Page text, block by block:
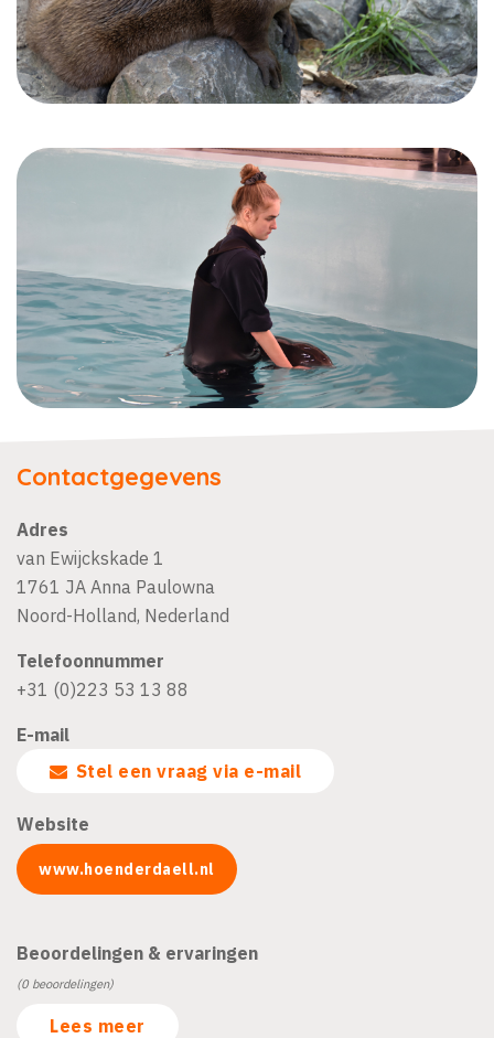
Contactgegevens
Adres
van Ewijckskade 1
1761 JA Anna Paulowna
Noord-Holland, Nederland
Telefoonnummer
+31 (0)223 53 13 88
E-mail
Stel een vraag via e-mail
Website
www.hoenderdaell.nl
Beoordelingen & ervaringen
(0 beoordelingen)
Lees meer